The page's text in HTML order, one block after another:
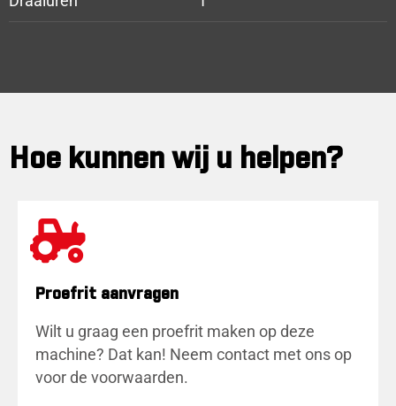
Hoe kunnen wij u helpen?
Proefrit aanvragen
Wilt u graag een proefrit maken op deze
machine? Dat kan! Neem contact met ons op
voor de voorwaarden.